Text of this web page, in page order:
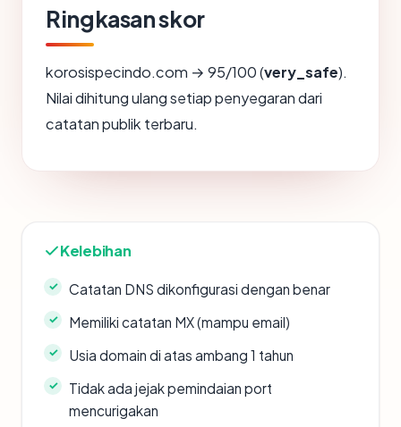
Ringkasan skor
korosispecindo.com → 95/100 (very_safe).
Nilai dihitung ulang setiap penyegaran dari
catatan publik terbaru.
Kelebihan
Catatan DNS dikonfigurasi dengan benar
Memiliki catatan MX (mampu email)
Usia domain di atas ambang 1 tahun
Tidak ada jejak pemindaian port
mencurigakan